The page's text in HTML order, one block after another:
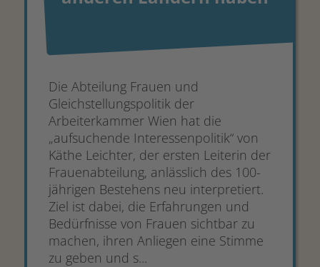
Die Abteilung Frauen und
Gleichstellungspolitik der
Arbeiterkammer Wien hat die
„aufsuchende Interessenpolitik“ von
Käthe Leichter, der ersten Leiterin der
Frauenabteilung, anlässlich des 100-
jährigen Bestehens neu interpretiert.
Ziel ist dabei, die Erfahrungen und
Bedürfnisse von Frauen sichtbar zu
machen, ihren Anliegen eine Stimme
zu geben und s...